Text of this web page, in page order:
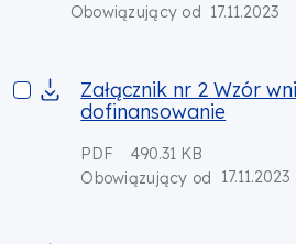
Obowiązujący od 17.11.2023
Załącznik nr 2 Wzór wniosku o
Załącznik nr 2 Wzór
dofinansowanie
PDF
490.31 KB
Obowiązujący od
17.11.2023